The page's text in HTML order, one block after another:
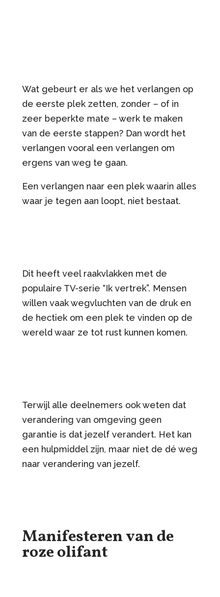
Wat gebeurt er als we het verlangen op
de eerste plek zetten, zonder – of in
zeer beperkte mate – werk te maken
van de eerste stappen? Dan wordt het
verlangen vooral een verlangen om
ergens van weg te gaan.
Een verlangen naar een plek waarin alles
waar je tegen aan loopt, niet bestaat.
Dit heeft veel raakvlakken met de
populaire TV-serie “Ik vertrek”. Mensen
willen vaak wegvluchten van de druk en
de hectiek om een plek te vinden op de
wereld waar ze tot rust kunnen komen.
Terwijl alle deelnemers ook weten dat
verandering van omgeving geen
garantie is dat jezelf verandert. Het kan
een hulpmiddel zijn, maar niet de dé weg
naar verandering van jezelf.
Manifesteren van de
roze olifant